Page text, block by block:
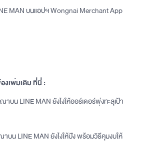
MAN บนแอปฯ Wongnai Merchant App
งเพิ่มเติม ที่นี่ :
บน LINE MAN ยังไงให้ออร์เดอร์พุ่งทะลุเป้า
บน LINE MAN ยังไงให้ปัง พร้อมวิธีคุมงบให้